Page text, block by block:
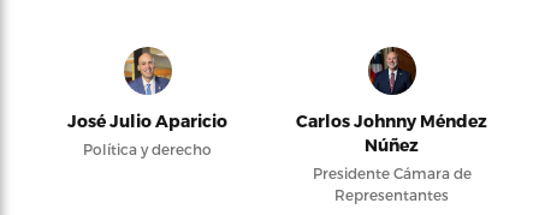
José Julio Aparicio
Política y derecho
Carlos Johnny Méndez
Núñez
Presidente Cámara de
Representantes